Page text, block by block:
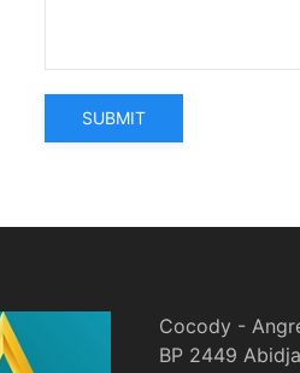
SUBMIT
Cocody -
BP 2449